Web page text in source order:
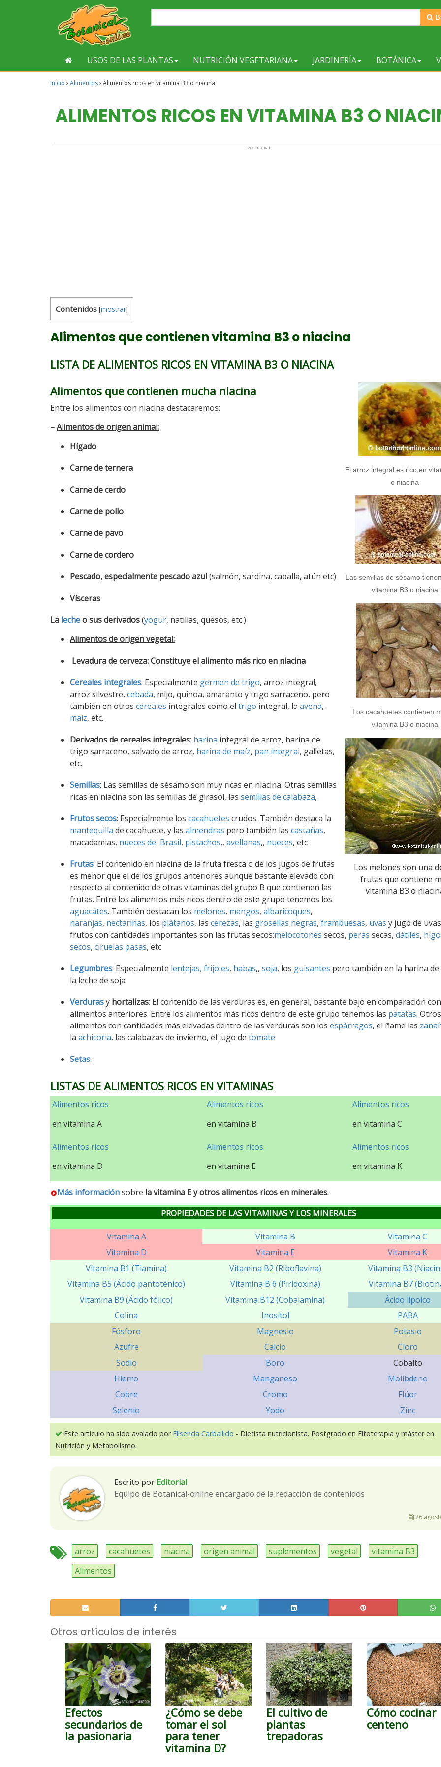
USOS DE LAS PLANTAS NUTRICIÓN VEGETARIANA JARDINERÍA BOTÁNICA
Inicio › Alimentos› Alimentos ricos en vitamina B3 o niacina
ALIMENTOS RICOS EN VITAMINA B3 O
Contenidos [mostrar]
Alimentos que contienen vitamina B3 o niacina
LISTA DE ALIMENTOS RICOS EN VITAMINA B3 O NIACINA
El arroz integral es rico en
o niacina
Las semillas de sésamo
vitamina B3 o niacina
Los cacahuetes contienen
vitamina B3 o niacina
Los melones son una
frutas que contiene
vitamina B3 o
Alimentos que contienen mucha niacina
Entre los alimentos con niacina destacaremos:
–Alimentos de origen animal:
Hígado
Carne de ternera
Carne de cerdo
Carne de pollo
Carne de pavo
Carne de cordero
Pescado, especialmente pescado azul(salmón, sardina, caballa, atún etc)
Vísceras
La lecheo sus derivados(yogur, natillas, quesos, etc.)
Alimentos de origen vegetal:
Levadura de cerveza: Constituye el alimento más rico en niacina
Cereales integrales: Especialmente germen de trigo, arroz integral,
arroz silvestre, cebada, mijo, quinoa, amaranto y trigo sarraceno, pero
también en otros cereales integrales como el trigo integral, la avena,
maíz, etc.
Derivados de cereales integrales: harina integral de arroz, harina de
trigo sarraceno, salvado de arroz, harina de maíz, pan integral, galletas,
etc.
Semillas: Las semillas de sésamo son muy ricas en niacina. Otras semillas
ricas en niacina son las semillas de girasol, las semillas de calabaza,
Frutos secos: Especialmente los cacahuetes crudos. También destaca la
mantequilla de cacahuete, y las almendras pero también las castañas,
macadamias, nueces del Brasil, pistachos,, avellanas,, nueces, etc
Frutas: El contenido en niacina de la fruta fresca o de los jugos de frutas
es menor que el de los grupos anteriores aunque bastante elevado con
respecto al contenido de otras vitaminas del grupo B que contienen las
frutas. Entre los alimentos más ricos dentro de este grupo tenemos los
aguacates. También destacan los melones, mangos, albaricoques,
naranjas, nectarinas, los plátanos, las cerezas, las grosellas negras, frambuesas, uvas y jugo de
frutos con cantidades importantes son las frutas secos:melocotones secos, peras secas, dátiles,
secos, ciruelas pasas, etc
Legumbres: Especialmente lentejas, frijoles, habas,, soja, los guisantes pero también en la harina de
la leche de soja
Verdurasy hortalizas: El contenido de las verduras es, en general, bastante bajo en comparación
alimentos anteriores. Entre los alimentos más ricos dentro de este grupo tenemos las patatas. Otros
alimentos con cantidades más elevadas dentro de las verduras son los espárragos, el ñame las
la achicoria, las calabazas de invierno, el jugo de tomate
Setas:
LISTAS DE ALIMENTOS RICOS EN VITAMINAS
Alimentos ricos
en vitamina A
Alimentos ricos
en vitamina B
Alimentos ricos
en vitamina C
Alimentos ricos
en vitamina D
Alimentos ricos
en vitamina E
Alimentos ricos
en vitamina K
Más informaciónsobre la vitamina E y otros alimentos ricos en minerales.
PROPIEDADES DE LAS VITAMINAS Y LOS MINERALES
Vitamina A Vitamina B
Vitamina C
Vitamina D
Vitamina E
Vitamina K
Vitamina B1 (Tiamina)
Vitamina B2 (Riboflavina)
Vitamina B3
Vitamina B5 (Ácido pantoténico)
Vitamina B 6 (Piridoxina)
Vitamina B7
Vitamina B9 (Ácido fólico)
Vitamina B12 (Cobalamina)
Ácido lipoico
Colina
Inositol
PABA
Fósforo
Magnesio
Potasio
Azufre
Calcio
Cloro
Sodio
Boro
Cobalto
Hierro
Manganeso
Molibdeno
Cobre
Cromo
Flúor
Selenio
Yodo Zinc
Este artículo ha sido avalado por Elisenda Carballido - Dietista nutricionista. Postgrado en Fitoterapia y máster en
Nutrición y Metabolismo.
Escrito por Editorial
Equipo de Botanical-online encargado de la redacción de contenidos
26
arroz cacahuetes niacina origen animal suplementos vegetal
vitamina B3
Alimentos
Otros artículos de interés
Efectos
secundarios de
la pasionaria
¿Cómo se debe
tomar el sol
para tener
vitamina D?
El cultivo de
plantas
trepadoras
Cómo cocinar
centeno